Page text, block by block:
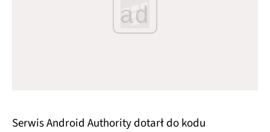
ad
Serwis Android Authority dotarł do kodu